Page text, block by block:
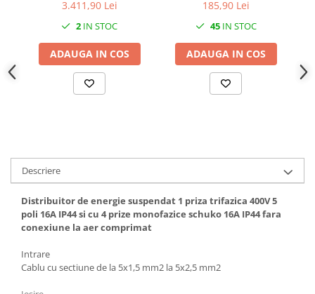
32A iesire 1x priza CEE 5
poli 16A , 1 x priza CEE 5
poli 32A si 4 prize schuko
IP44
3.411,90 Lei
2 IN STOC
ADAUGA IN COS
185,90 Lei
45IN STOC
ADAUGA IN COS
Descriere
Distribuitor de energie suspendat 1 priza trifazica 400V 5
poli 16A IP44 si cu 4 prize monofazice schuko 16A IP44 fara
conexiune la aer comprimat
Intrare
Cablu cu sectiune de la 5x1,5 mm2 la 5x2,5 mm2